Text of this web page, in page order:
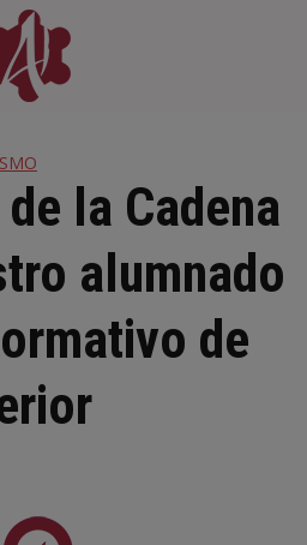
la Cadena
alumnado
de